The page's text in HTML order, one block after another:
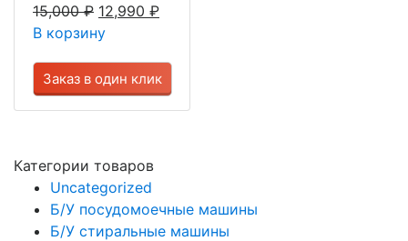
15,000₽ 12,990 ₽
В корзину
Заказ в один клик
Категории товаров
Uncategorized
Б/У посудомоечные машины
Б/У стиральные машины